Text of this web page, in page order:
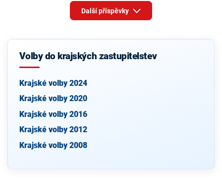
Další příspěvky
Volby do krajských zastupitelstev
Krajské volby 2024
Krajské volby 2020
Krajské volby 2016
Krajské volby 2012
Krajské volby 2008